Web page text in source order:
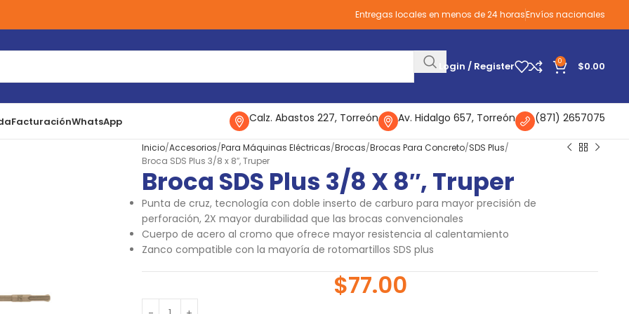
Entregas locales en menos de 24 horasEnvíos nacionales
Login / Register 0 $0.00
FacturaciónWhatsApp Calz. Abastos 227, Torreón Av. Hidalgo 657, Torreón (871) 2657075
Inicio Accesorios Para Máquinas Eléctricas Brocas Brocas Para Concreto SDS Plus
Broca SDS Plus 3/8 x 8″, Truper
Broca SDS Plus 3/8 X 8″, Truper
Punta de cruz, tecnología con doble inserto de carburo para mayor precisión de
perforación, 2X mayor durabilidad que las brocas convencionales
Cuerpo de acero al cromo que ofrece mayor resistencia al calentamiento
Zanco compatible con la mayoría de rotomartillos SDS plus
$77.00